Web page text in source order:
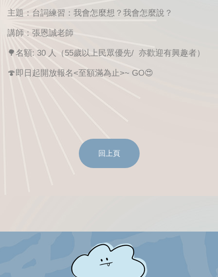
主題：台詞練習：我會怎麼想？我會怎麼說？
講師：張恩誠老師
🌳名額: 30 人（55歲以上民眾優先/ 亦歡迎有興趣者）
🍄即日起開放報名<至額滿為止>~ GO😍
回上頁